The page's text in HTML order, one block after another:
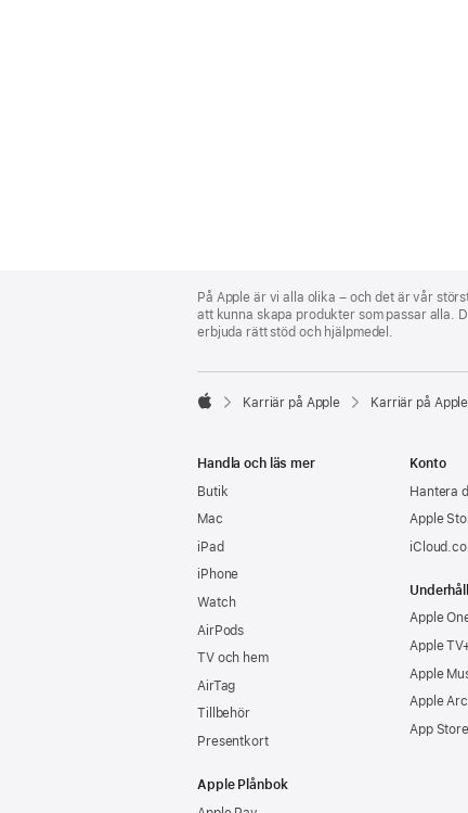
Footer
På Apple är vi alla olika – och det är vår
att kunna skapa produkter som passar alla.
erbjuda rätt stöd och hjälpmedel.

Karriär på Apple Karriär på Apple
Handla och läs mer
Butik
Mac
iPad
iPhone
Watch
AirPods
TV och hem
AirTag
Tillbehör
Presentkort
Apple Plånbok
Konto
Hantera
Apple
Apple
Apple
Apple
Apple
App Store